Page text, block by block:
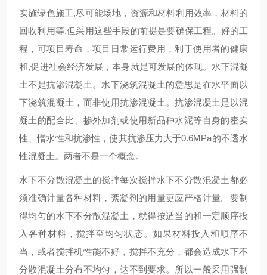
实施绿色施工,尽可能场地，资源和材料利用效率，材料的
回收利用等,但采用这些手段的前提是要确保工程。好的工
程，可项目寿命，项目日常运行费用，利于使用者的健康
和,促进社会经济发展，本身就是可发展的体现。水下混凝
土不是抗渗混凝土。水下浇筑混凝土的意思是在水平面以
下浇筑混凝土，而非使用抗渗混凝土。抗渗混凝土是以混
凝土的配合比、掺外加剂或使用新品种水泥等自身的密实
性、憎水性和抗渗性，使其抗渗压力大于0.6MPa的不透水
性混凝土。两者不是一个概念。
水下不分散混凝土的搅拌每次搅拌水下不分散混凝土都必
须准确计量各种材料，絮凝剂的用量更应严格计量。要制
得均匀的水下不分散混凝土，就得按适当的和一定顺序投
入各种材料，搅拌至均匀状态。如果材料投入和顺序不
当，或者搅拌机性能不好，搅拌不充分，都会造成水下不
分散混凝土分布不均匀，达不到要求。所以一般采用强制